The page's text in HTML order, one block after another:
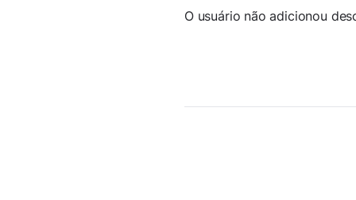
O usuário não adicionou